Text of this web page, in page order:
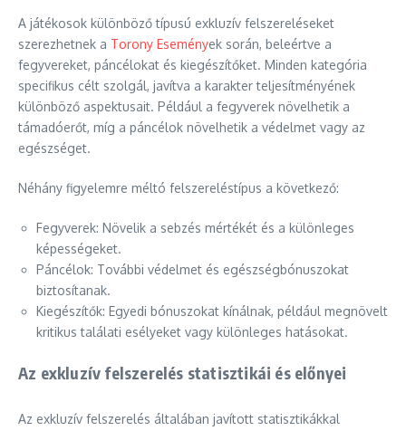
A játékosok különböző típusú exkluzív felszereléseket
szerezhetnek a Torony Események során, beleértve a
fegyvereket, páncélokat és kiegészítőket. Minden kategória
specifikus célt szolgál, javítva a karakter teljesítményének
különböző aspektusait. Például a fegyverek növelhetik a
támadóerőt, míg a páncélok növelhetik a védelmet vagy az
egészséget.
Néhány figyelemre méltó felszereléstípus a következő:
Fegyverek: Növelik a sebzés mértékét és a különleges
képességeket.
Páncélok: További védelmet és egészségbónuszokat
biztosítanak.
Kiegészítők: Egyedi bónuszokat kínálnak, például megnövelt
kritikus találati esélyeket vagy különleges hatásokat.
Az exkluzív felszerelés statisztikái és előnyei
Az exkluzív felszerelés általában javított statisztikákkal